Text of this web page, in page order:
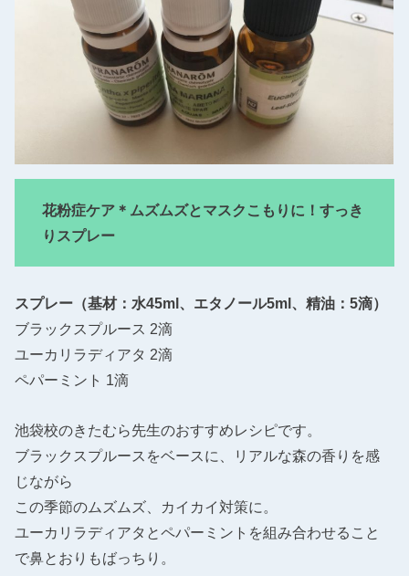
花粉症ケア＊ムズムズとマスクこもりに！すっき
りスプレー
スプレー（基材：水45ml、エタノール5ml、精油：5滴）
ブラックスプルース 2滴
ユーカリラディアタ 2滴
ペパーミント 1滴
池袋校のきたむら先生のおすすめレシピです。
ブラックスプルースをベースに、リアルな森の香りを感
じながら
この季節のムズムズ、カイカイ対策に。
ユーカリラディアタとペパーミントを組み合わせること
で鼻とおりもばっちり。